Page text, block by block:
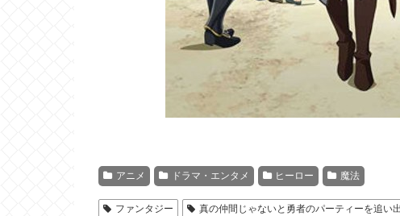
アニメ ドラマ・エンタメ ヒーロー 魔法
ファンタジー 真の仲間じゃないと勇者のパーティーを追い